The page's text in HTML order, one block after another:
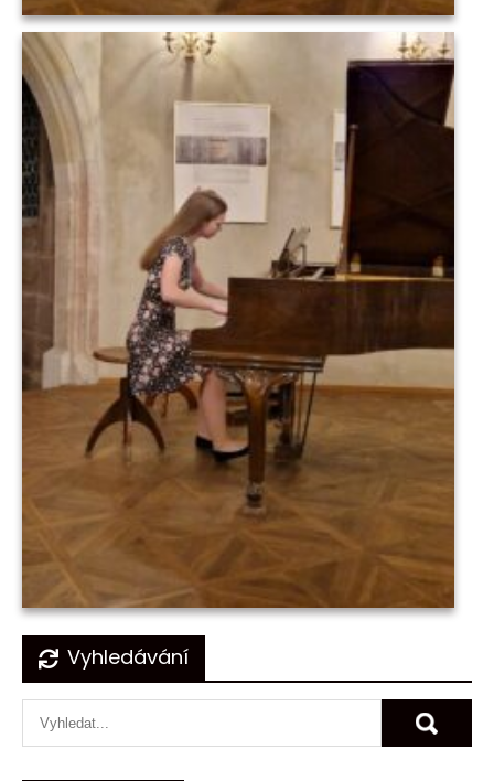
Navigace
pro
příspěvek
Vyhledávání